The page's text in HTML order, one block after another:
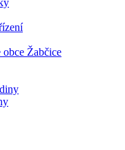
Žabčice